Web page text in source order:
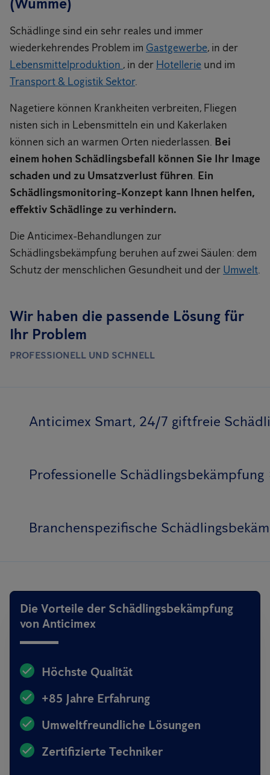
Schädlinge sind ein sehr reales und immer
wiederkehrendes Problem im Gastgewerbe, in der
Lebensmittelproduktion , in der Hotellerie und im
Transport & Logistik Sektor.
Nagetiere können Krankheiten verbreiten, Fliegen
nisten sich in Lebensmitteln ein und Kakerlaken
können sich an warmen Orten niederlassen. Bei
einem hohen Schädlingsbefall können Sie Ihr Image
schaden und zu Umsatzverlust führen. Ein
Schädlingsmonitoring-Konzept kann Ihnen helfen,
effektiv Schädlinge zu verhindern.
Die Anticimex-Behandlungen zur
Schädlingsbekämpfung beruhen auf zwei Säulen: dem
Schutz der menschlichen Gesundheit und der Umwelt.
Wir haben die passende Lösung für
Ihr Problem
PROFESSIONELL UND SCHNELL
Anticimex Smart, 24/7 giftfreie
Professionelle Schädlingsbekämpfung
Branchenspezifische
Die Vorteile der Schädlingsbekämpfung
von Anticimex
Höchste Qualität
+85 Jahre Erfahrung
Umweltfreundliche Lösungen
Zertifizierte Techniker